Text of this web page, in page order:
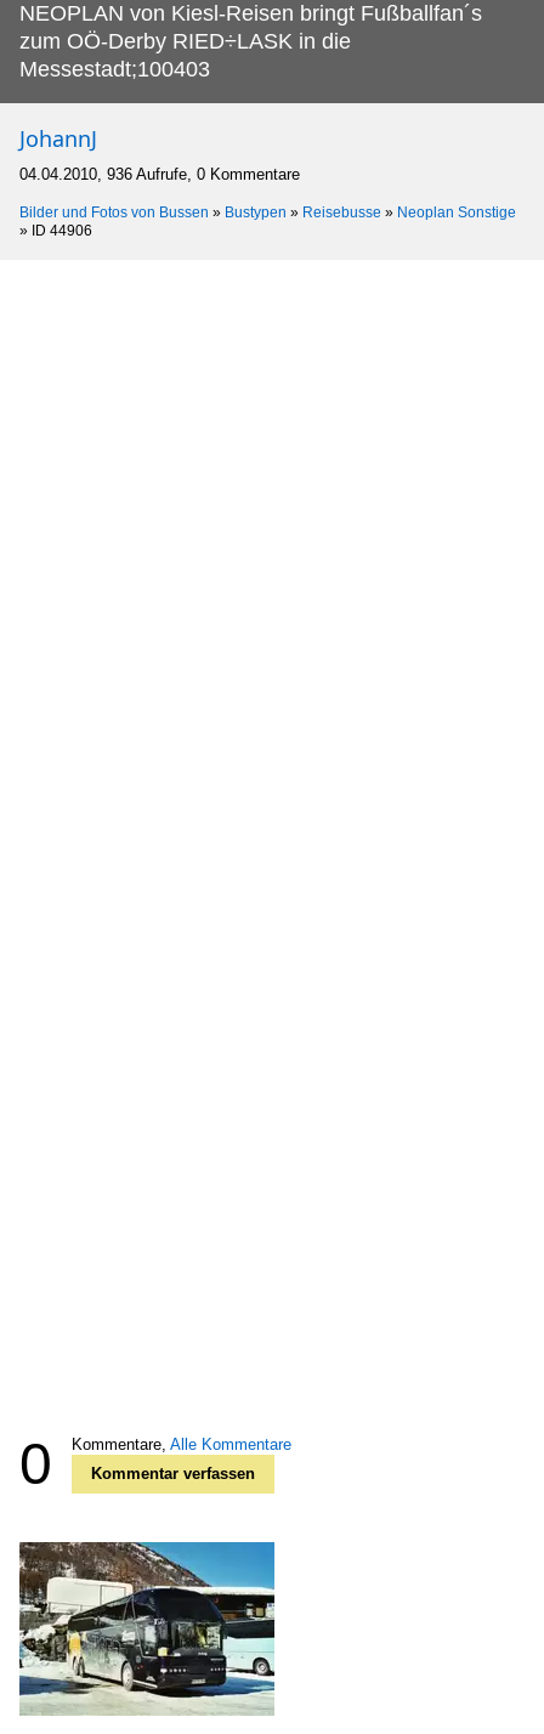
NEOPLAN von Kiesl-Reisen bringt Fußballfan´s
zum OÖ-Derby RIED÷LASK in die
Messestadt;100403
JohannJ
04.04.2010, 936 Aufrufe, 0 Kommentare
Bilder und Fotos von Bussen » Bustypen » Reisebusse » Neoplan Sonstige
» ID 44906
0 Kommentare, Alle Kommentare
Kommentar verfassen